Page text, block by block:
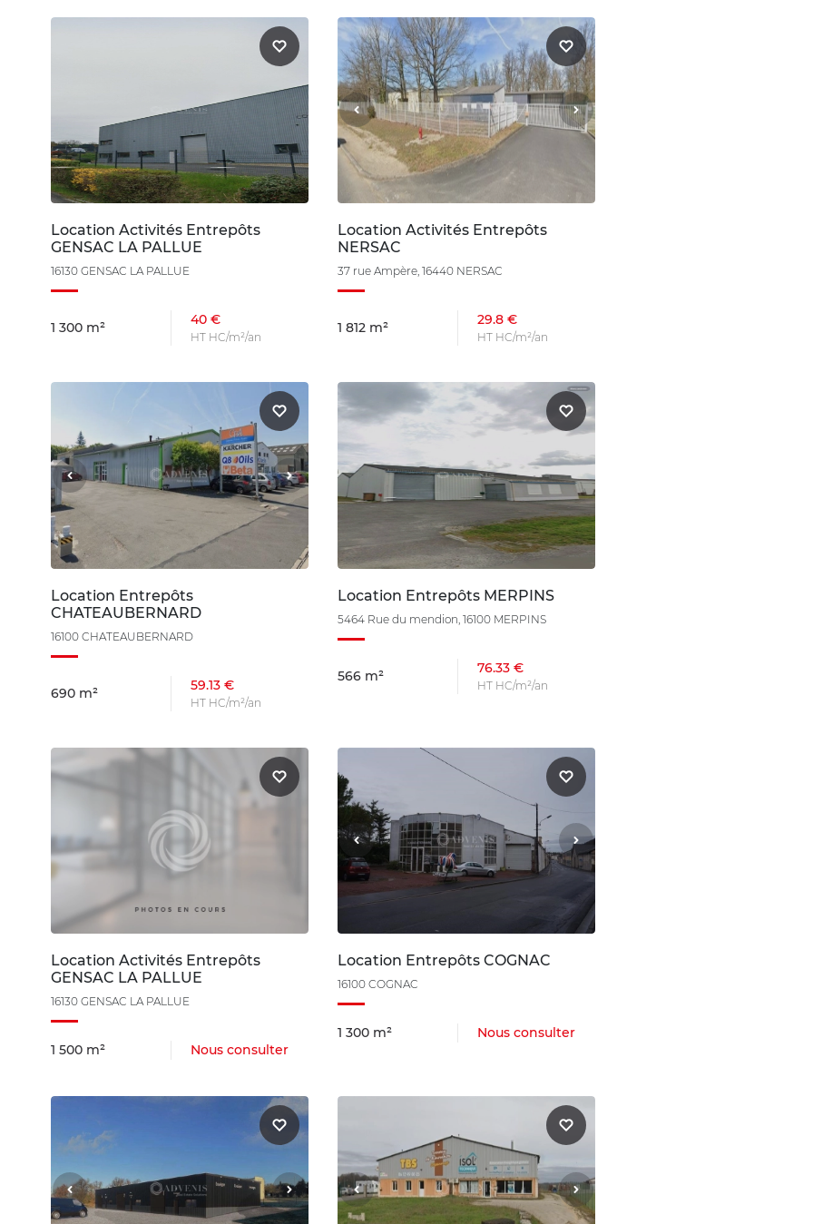
Location Activités Entrepôts
GENSAC LA PALLUE
16130 GENSAC LA PALLUE
1 300 m² 40 €
HT HC/m²/an
Location Activités Entrepôts
NERSAC
37 rue Ampère, 16440 NERSAC
1 812 m² 29.8 €
HT HC/m²/an
Location Entrepôts
CHATEAUBERNARD
16100 CHATEAUBERNARD
690 m² 59.13 €
HT HC/m²/an
Location Entrepôts MERPINS
5464 Rue du mendion, 16100 MERPINS
566 m² 76.33 €
HT HC/m²/an
Location Activités Entrepôts
GENSAC LA PALLUE
16130 GENSAC LA PALLUE
1 500 m² Nous consulter
Location Entrepôts COGNAC
16100 COGNAC
1 300 m² Nous consulter